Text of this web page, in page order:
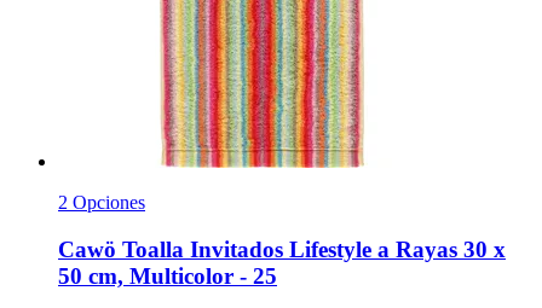
2 Opciones
Cawö Toalla Invitados Lifestyle a Rayas 30 x
50 cm, Multicolor -​ 25